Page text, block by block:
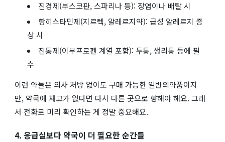
진경제(부스코판, 스파리나 등): 장염이나 배탈 시
항히스타민제(지르텍, 알레르지약): 급성 알레르지 증
상 시
진통제(이부프로펜 계열 포함): 두통, 생리통 등에 필
수
이런 약들은 의사 처방 없이도 구매 가능한 일반의약품이지
만, 약국에 재고가 없다면 다시 다른 곳으로 향해야 해요. 그래
서 전화로 미리 확인하는 게 정말 중요해요.
4. 응급실보다 약국이 더 필요한 순간들